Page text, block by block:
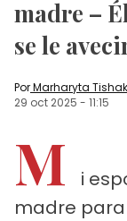
madre –
se le
PorMarharyta
29 oct 2025 - 11:15
M
i
madre